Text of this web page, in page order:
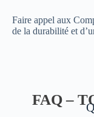
Faire appel aux
de la durabilité et
FAQ –